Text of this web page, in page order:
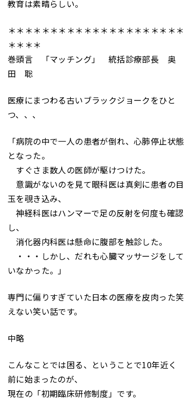
教育は素晴らしい。
＊＊＊＊＊＊＊＊＊＊＊＊＊＊＊＊＊＊＊＊＊
＊＊＊＊
巻頭言 「マッチング」 統括診療部長 奥
田 聡
医療にまつわる古いブラックジョークをひと
つ、、、
「病院の中で一人の患者が倒れ、心肺停止状態
となった。
すぐさま数人の医師が駆けつけた。
意識がないのを見て眼科医は真剣に患者の目
玉を覗き込み、
神経科医はハンマーで足の反射を何度も確認
し、
消化器内科医は懸命に腹部を触診した。
・・・しかし、だれも心臓マッサージをして
いなかった。」
専門に偏りすぎていた日本の医療を皮肉った笑
えない笑い話です。
中略
こんなことでは困る、ということで10年近く
前に始まったのが、
現在の「初期臨床研修制度」です。